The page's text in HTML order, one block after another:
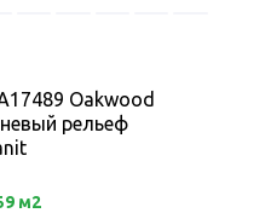
Oakwood
рельеф
м2